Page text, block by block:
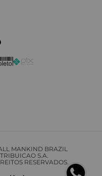
MANKIND BRAZIL
S.A.
RESERVADOS.